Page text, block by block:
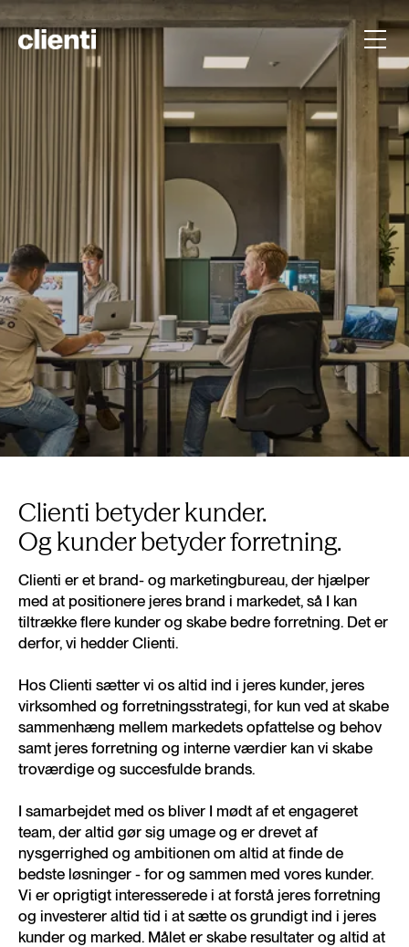
Clienti betyder kunder.
Og kunder betyder forretning.
Clienti er et brand- og marketingbureau, der hjælper
med at positionere jeres brand i markedet, så I kan
tiltrække flere kunder og skabe bedre forretning. Det er
derfor, vi hedder Clienti.
Hos Clienti sætter vi os altid ind i jeres kunder, jeres
virksomhed og forretningsstrategi, for kun ved at skabe
sammenhæng mellem markedets opfattelse og behov
samt jeres forretning og interne værdier kan vi skabe
troværdige og succesfulde brands.
I samarbejdet med os bliver I mødt af et engageret
team, der altid gør sig umage og er drevet af
nysgerrighed og ambitionen om altid at finde de
bedste løsninger - for og sammen med vores kunder.
Vi er oprigtigt interesserede i at forstå jeres forretning
og investerer altid tid i at sætte os grundigt ind i jeres
kunder og marked. Målet er skabe resultater og altid at